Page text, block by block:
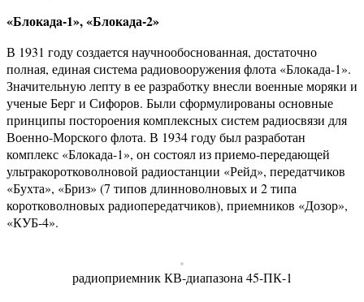
«Блокaдa-1», «Блокaда-2»
В 1931 году создается научнообоснованная, достаточно
полная, единая система радиовооружения флота «Блокада-1».
Значительную лепту в ее разработку внесли военные моряки и
ученые Берг и Сифоров. Были сформулированы основные
принципы постороения комплексных систем радиосвязи для
Военно-Морского флота. В 1934 году был разработан
комплекс «Блокада-1», он состоял из приемо-передающей
ультракоротковолновой радиостанции «Рейд», передатчиков
«Бухта», «Бриз» (7 типов длинноволновых и 2 типа
коротковолновых радиопередатчиков), приемников «Дозор»,
«КУБ-4».
радиоприемник КВ-диапазона 45-ПК-1